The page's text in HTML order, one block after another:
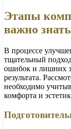
Этапы
важно знать
В процессе
тщательный
ошибок и лишних
результата.
необходимо
комфорта и